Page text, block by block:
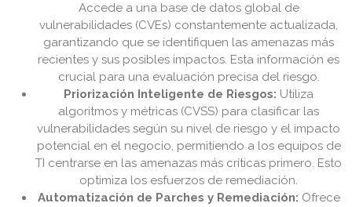
Accede a una base de datos global de
vulnerabilidades (CVEs) constantemente actualizada,
garantizando que se identifiquen las amenazas más
recientes y sus posibles impactos. Esta información es
crucial para una evaluación precisa del riesgo.
Priorización Inteligente de Riesgos: Utiliza
algoritmos y métricas (CVSS) para clasificar las
vulnerabilidades según su nivel de riesgo y el impacto
potencial en el negocio, permitiendo a los equipos de
TI centrarse en las amenazas más críticas primero. Esto
optimiza los esfuerzos de remediación.
Automatización de Parches y Remediación: Ofrece